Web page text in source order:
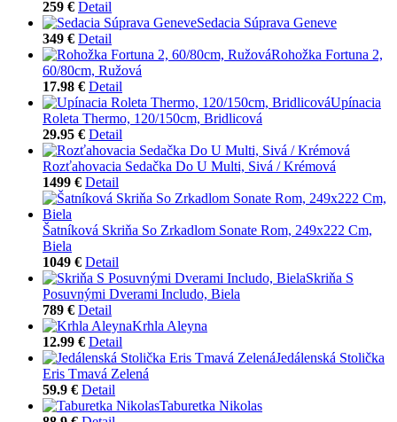
259 € Detail
Sedacia Súprava Geneve
349 € Detail
Rohožka Fortuna 2,
60/80cm, Ružová
17.98 € Detail
Upínacia
Roleta Thermo, 120/150cm, Bridlicová
29.95 € Detail
Rozťahovacia Sedačka Do U Multi, Sivá / Krémová
1499 € Detail
Šatníková Skriňa So Zrkadlom Sonate Rom, 249x222 Cm,
Biela
1049 € Detail
Skriňa S
Posuvnými Dverami Includo, Biela
789 € Detail
Krhla Aleyna
12.99 € Detail
Jedálenská Stolička
Eris Tmavá Zelená
59.9 € Detail
Taburetka Nikolas